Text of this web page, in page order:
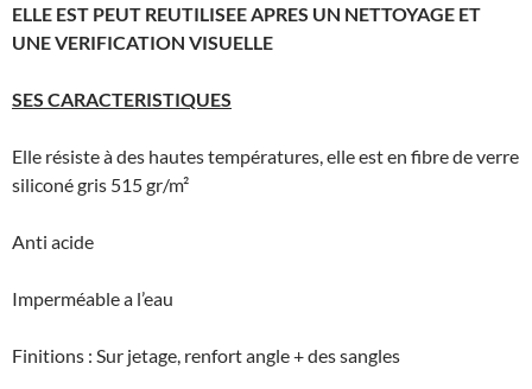
ELLE EST PEUT REUTILISEE APRES UN NETTOYAGE ET
UNE VERIFICATION VISUELLE
SES CARACTERISTIQUES
Elle résiste à des hautes températures, elle est en fibre de verre
siliconé gris 515 gr/m²
Anti acide
Imperméable a l’eau
Finitions : Sur jetage, renfort angle + des sangles